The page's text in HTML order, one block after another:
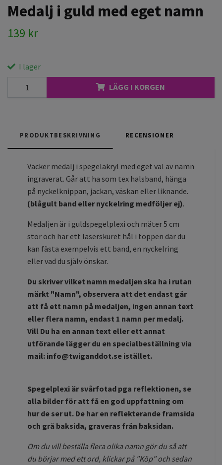
Medalj i guld med eget namn
139 kr
I lager
LÄGG I KORGEN
PRODUKTBESKRIVNING RECENSIONER
Vacker medalj i spegelakryl med eget val av namn
ingraverat. Går att ha som tex halsband, hänga
på nyckelknippan, jackan, väskan eller liknande.
(blågult band eller nyckelring medföljer ej).
Medaljen är i guldspegelplexi och mäter 5 cm
stor och har ett laserskuret hål i toppen där du
kan fästa exempelvis ett band, en nyckelring
eller vad du själv önskar.
Du skriver vilket namn medaljen ska ha i rutan
märkt "Namn", observera att det endast går
att få ett namn på medaljen, ingen annan text
eller flera namn, endast 1 namn per medalj.
Vill Du ha en annan text eller ett annat
utförande lägger du en specialbeställning via
mail: info@twiganddot.se istället.
Spegelplexi är svårfotad pga reflektionen, se
alla bilder för att få en god uppfattning om
hur de ser ut. De har en reflekterande framsida
och grå baksida, graveras från baksidan.
Om du vill beställa flera olika namn gör du så att
du börjar med ett ord, klickar på "Köp" och sedan